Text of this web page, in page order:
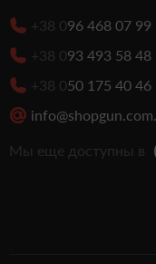
+38 096 468 07 99
+38 093 493 58 48
+38 050 175 40 46
Мы еще доступны в